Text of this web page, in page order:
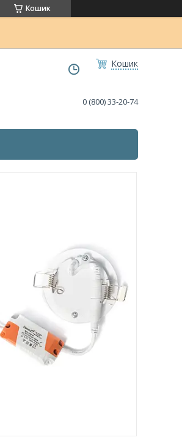
Кошик
Кошик
0 (800) 33-20-74